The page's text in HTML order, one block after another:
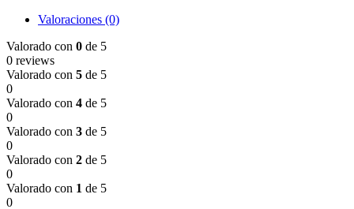
Valoraciones (0)
Valorado con 0 de 5
0 reviews
Valorado con 5 de 5
0
Valorado con 4 de 5
0
Valorado con 3 de 5
0
Valorado con 2 de 5
0
Valorado con 1 de 5
0